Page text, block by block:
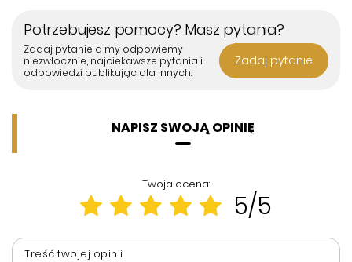
Potrzebujesz pomocy? Masz pytania?
Zadaj pytanie a my odpowiemy
niezwłocznie, najciekawsze pytania i
odpowiedzi publikując dla innych.
Zadaj pytanie
NAPISZ SWOJĄ OPINIĘ
Twoja ocena:
5/5
Treść twojej opinii